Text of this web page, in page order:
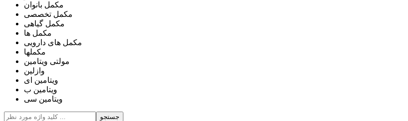
مکمل بانوان
مکمل تخصصی
مکمل گیاهی
مکمل ها
مکمل های دارویی
مکملها
مولتی ویتامین
وازلین
ویتامین ای
ویتامین ب
ویتامین سی
جستجو